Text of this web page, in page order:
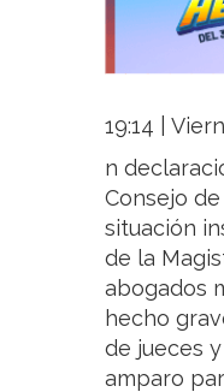
19:14 |
n
Consejo
situación
de la
abogados
hecho
de jueces
amparo